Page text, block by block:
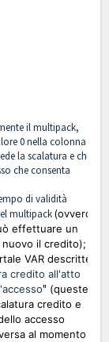
il multipack,
0 nella colonna
la scalatura e che
che consenta
di validità
multipack(ovvero il
effettuare un
nuovo il credito);
VAR descritte
credito all'atto
" (queste
credito e
accesso
al momento